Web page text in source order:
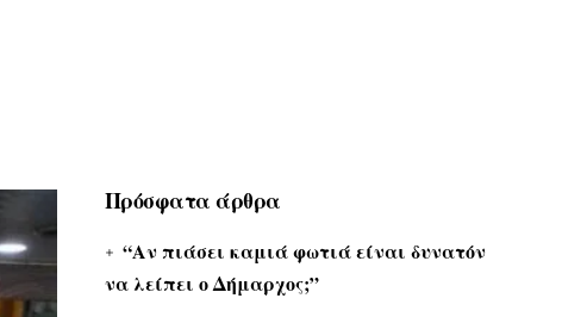
Πρόσφατα άρθρα
“Αν πιάσει καμιά φωτιά είναι δυνατόν
να λείπει ο Δήμαρχος;”